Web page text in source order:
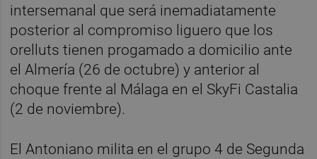
intersemanal que será inemadiatamente
posterior al compromiso liguero que los
orelluts tienen progamado a domicilio ante
el Almería (26 de octubre) y anterior al
choque frente al Málaga en el SkyFi Castalia
(2 de noviembre).
El Antoniano milita en el grupo 4 de Segunda